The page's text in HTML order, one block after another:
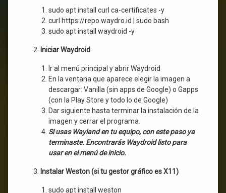
sudo apt install curl ca-certificates -y
curl https://repo.waydro.id | sudo bash
sudo apt install waydroid -y
Iniciar Waydroid
Ir al menú principal y abrir Waydroid
En la ventana que aparece elegir la imagen a
descargar: Vanilla (sin apps de Google) o Gapps
(con la Play Store y todo lo de Google)
Dar siguiente hasta terminar la instalación de la
imagen y cerrar el programa.
Si usas Wayland en tu equipo, con este paso ya
terminaste. Encontrarás Waydroid listo para
usar en el menú de inicio.
Instalar Weston (si tu gestor gráfico es X11)
sudo apt install weston